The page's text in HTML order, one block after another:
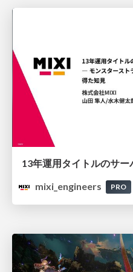
mixi_engineers
PRO